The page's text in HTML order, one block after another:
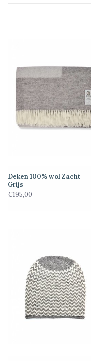
Deken 100% wol Zacht
Grijs
€195,00